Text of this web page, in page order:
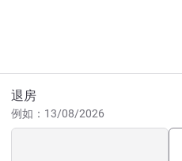
退房
例如：13/08/2026